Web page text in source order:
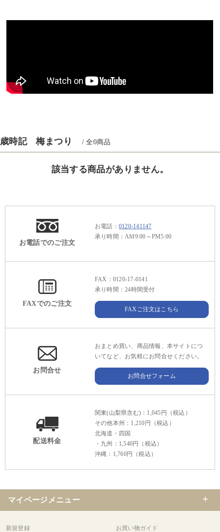
歳時記 梅まつり / 全0商品
該当する商品がありません。
お電話でのご注文
お電話： 0120-141147
承り時間：AM9:00～PM5:00
FAXでのご注文
FAX：0120-17-0141
承り時間：24時間受付
FAXご注文はこちら
お問合せ
おまとめ買い、商品情報、本サイトにつ
いてなど、お気軽にお問合せください。
お問合せフォーム
配送料金
関東(山梨県含む)：1,045円（税込）
その他本州：1,210円（税込）
北海道・四国
・九州：1,540円（税込）
沖縄：1,760円（税込）
マイページメニュー
新規登録 お買い物ガイド